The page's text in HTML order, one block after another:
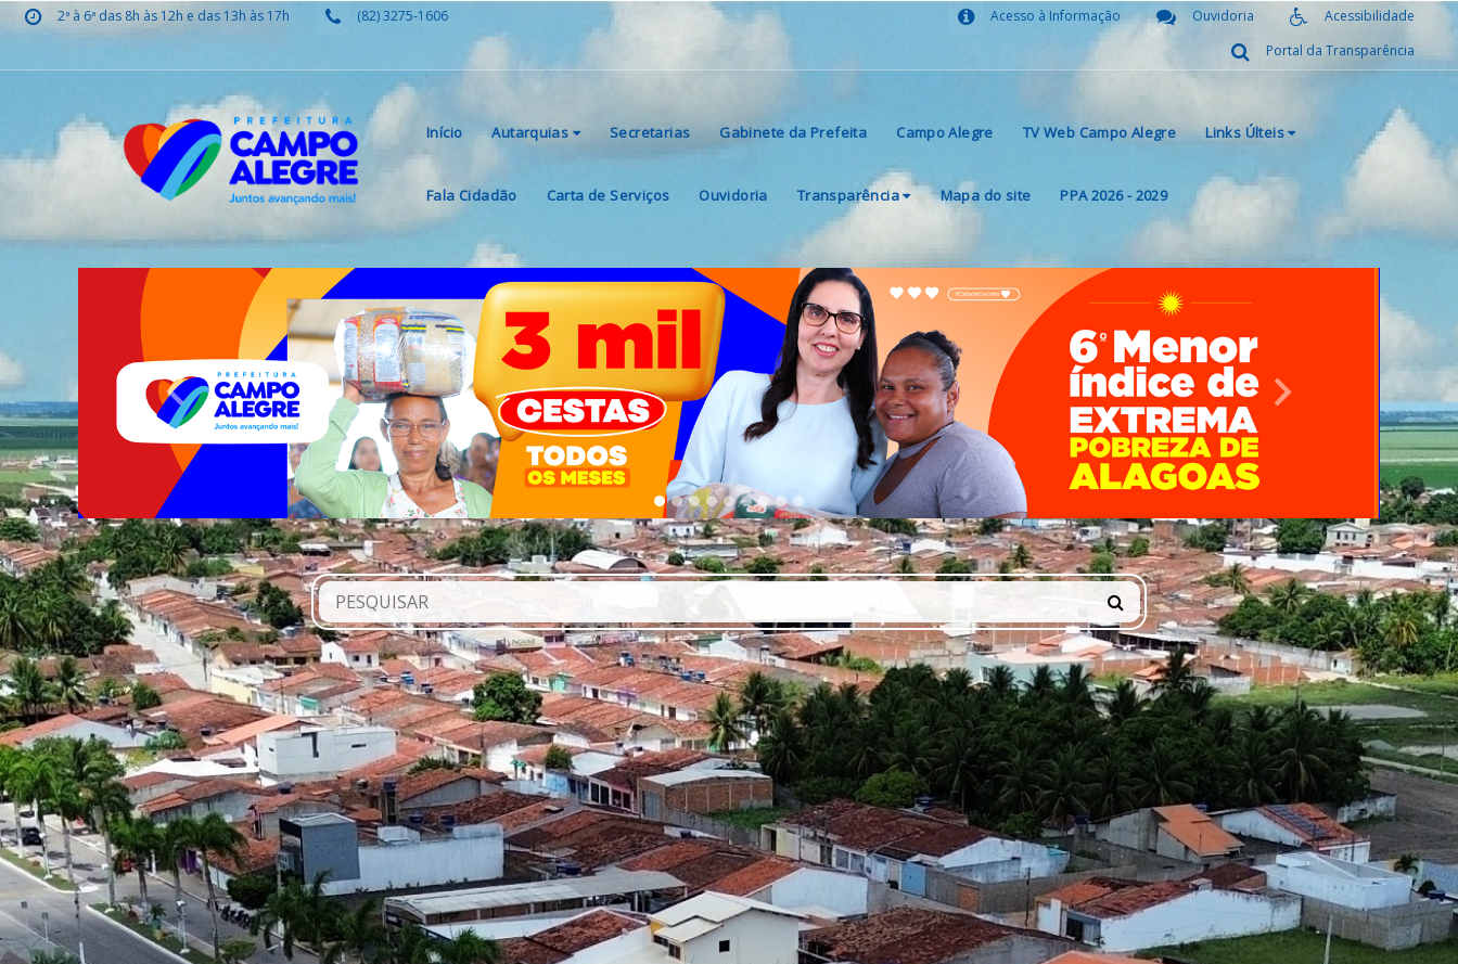
2ª à 6ª das 8h às 12h e das 13h às 17h (82) 3275-1606 Acessibilidade
Ouvidoria
Acesso à Informação
Portal da Transparência
Início Autarquias Secretarias Gabinete da Prefeita Campo Alegre TV Web Campo Alegre Links Últeis
Fala Cidadão Carta de Serviços Ouvidoria Transparência Mapa do site PPA 2026 - 2029
Previous Next